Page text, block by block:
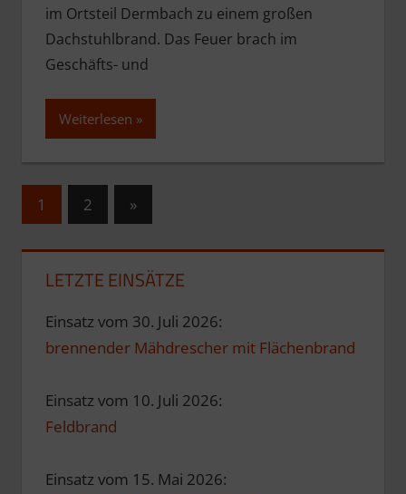
im Ortsteil Dermbach zu einem großen
Dachstuhlbrand. Das Feuer brach im
Geschäfts- und
Weiterlesen
Seitennummerierung
Beiträge
1 2
Nächste
Beiträge
»
LETZTE EINSÄTZE
Einsatz vom 30. Juli 2026:
brennender Mähdrescher mit Flächenbrand
Einsatz vom 10. Juli 2026:
Feldbrand
Einsatz vom 15. Mai 2026: